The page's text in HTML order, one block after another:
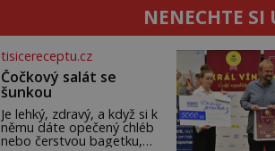
NENECHTE SI
tisicereceptu.cz
Čočkový salát se
šunkou
Je lehký, zdravý, a když si k
němu dáte opečený chléb
nebo čerstvou bagetku,